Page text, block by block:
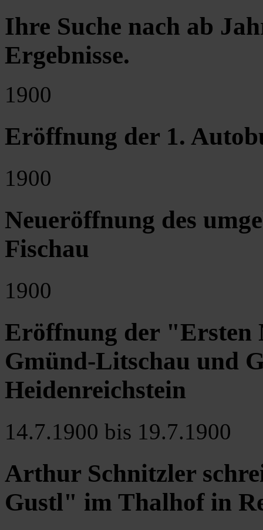
Ihre Suche nach ab
Ergebnisse.
1900
Eröffnung der 1.
1900
Neueröffnung des
Fischau
1900
Eröffnung der "Ersten
Gmünd-Litschau und
Heidenreichstein
14.7.1900 bis 19.7.1900
Arthur Schnitzler
Gustl" im Thalhof in